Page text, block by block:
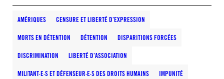
AMÉRIQUES CENSURE ET LIBERTÉ D’EXPRESSION
MORTS EN DÉTENTION DÉTENTION DISPARITIONS FORCÉES
DISCRIMINATION LIBERTÉ D’ASSOCIATION
MILITANT·E·S ET DÉFENSEUR·E·S DES DROITS HUMAINS IMPUNITÉ